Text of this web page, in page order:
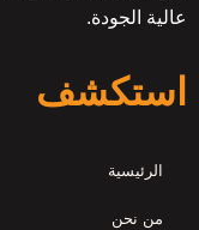
عالية الجودة.
استكشف
الرئيسية
من نحن